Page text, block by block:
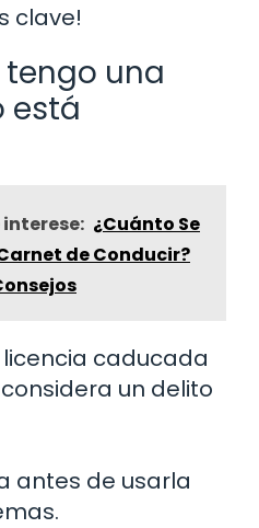
clave!
tengo una
está
¿Cuánto Se
de Conducir?
caducada
un delito
antes de usarla